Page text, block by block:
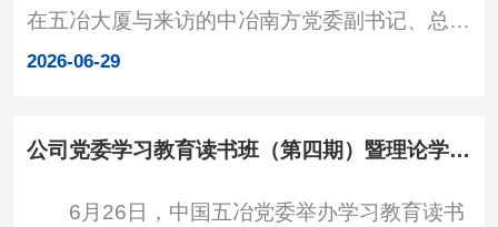
国五冶的关心与支持。张刚表示，
在五冶大厦与来访的中冶南方党委副书记、总经
理黄能超举行工作会谈，双方就进一步加强合作
鹏出席。交流现场 双方表示，中国五冶和中
直以来积极推进全产业链一体化发展，树立了内
2026-06-29
公司党委学习教育读书班（第四期）暨理论学习中心组集体学习扩大会召开
6月26日，中国五冶党委举办学习教育读书